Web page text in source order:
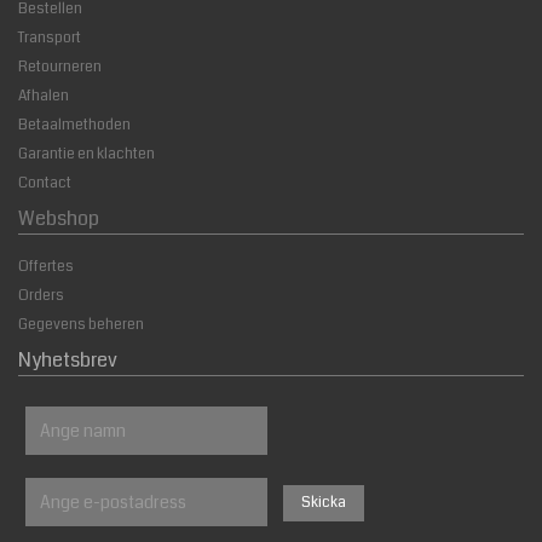
Bestellen
Transport
Retourneren
Afhalen
Betaalmethoden
Garantie en klachten
Contact
Webshop
Offertes
Orders
Gegevens beheren
Nyhetsbrev